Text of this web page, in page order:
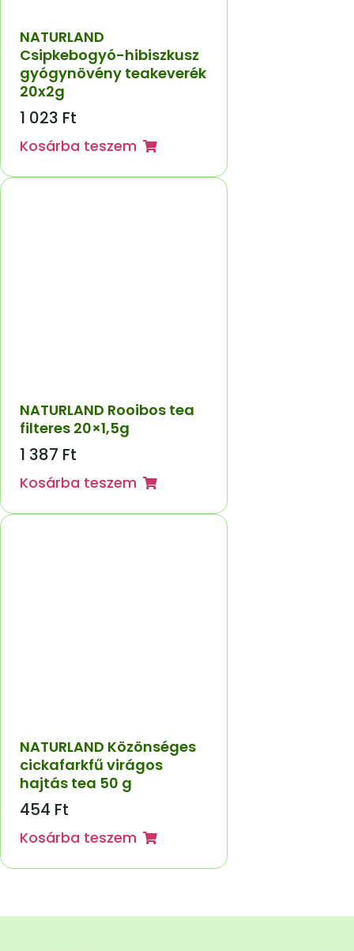
NATURLAND
Csipkebogyó-hibiszkusz
gyógynövény teakeverék
20x2g
1 023 Ft
Kosárba teszem
NATURLAND Rooibos tea
filteres 20×1,5g
1 387 Ft
Kosárba teszem
NATURLAND Közönséges
cickafarkfű virágos
hajtás tea 50 g
454 Ft
Kosárba teszem